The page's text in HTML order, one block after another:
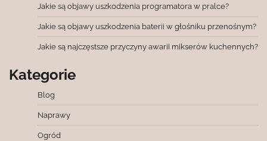
Jakie są objawy uszkodzenia programatora w pralce?
Jakie są objawy uszkodzenia baterii w głośniku przenośnym?
Jakie są najczęstsze przyczyny awarii mikserów kuchennych?
Kategorie
Blog
Naprawy
Ogród